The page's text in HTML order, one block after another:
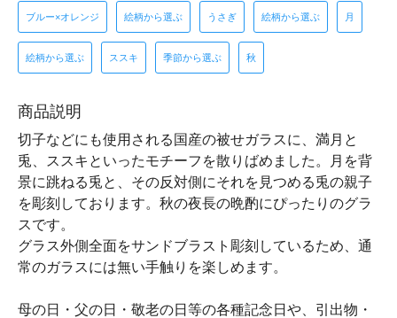
ブルー×オレンジ 絵柄から選ぶ うさぎ 絵柄から選ぶ 月
絵柄から選ぶ ススキ 季節から選ぶ 秋
商品説明
切子などにも使用される国産の被せガラスに、満月と
兎、ススキといったモチーフを散りばめました。月を背
景に跳ねる兎と、その反対側にそれを見つめる兎の親子
を彫刻しております。秋の夜長の晩酌にぴったりのグラ
スです。
グラス外側全面をサンドブラスト彫刻しているため、通
常のガラスには無い手触りを楽しめます。
母の日・父の日・敬老の日等の各種記念日や、引出物・